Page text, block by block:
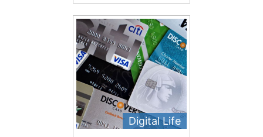
Digital Life